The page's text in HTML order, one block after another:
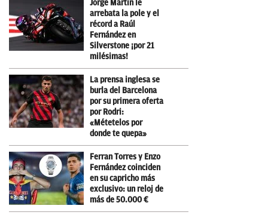
Jorge Martín le
arrebata la pole y el
récord a Raúl
Fernández en
Silverstone ¡por 21
milésimas!
La prensa inglesa se
burla del Barcelona
por su primera oferta
por Rodri:
«Métetelos por
donde te quepa»
Ferran Torres y Enzo
Fernández coinciden
en su capricho más
exclusivo: un reloj de
más de 50.000 €